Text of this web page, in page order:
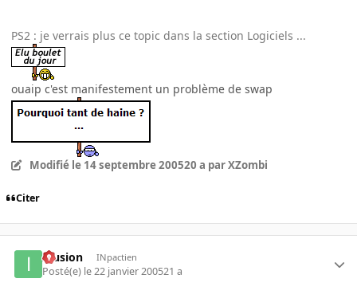
PS2 : je verrais plus ce topic dans la section Logiciels ...
ouaip c'est manifestement un problème de swap
Modifié le 14 septembre 200520 a par XZombi
Citer
Illusion INpactien
Posté(e) le 22 janvier 200521 a